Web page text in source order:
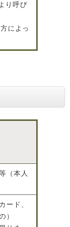
り呼び
によっ
（本人
ード、
）